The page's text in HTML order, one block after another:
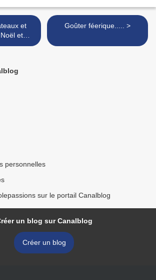
et
Goûter féerique..... >
personnelles
sur le portail Canalblog
un blog sur Canalblog
Créer un blog